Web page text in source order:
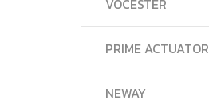
VOCESTER
PRIME ACTUATOR
NEWAY